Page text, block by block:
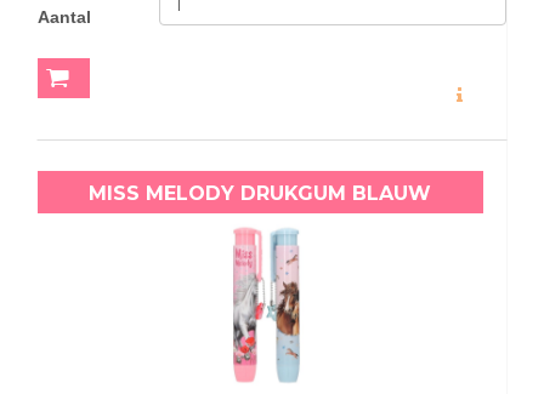
Aantal
MISS MELODY DRUKGUM BLAUW